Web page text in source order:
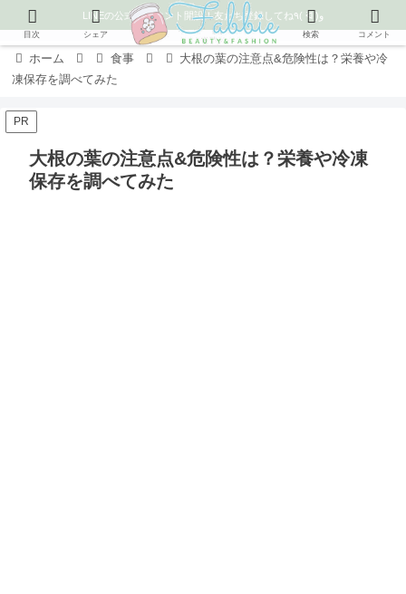
LINEの公式アカウント開設！友だち登録してね٩( ᐛ )و
ホーム 食事
大根の葉の注意点&危険性は？栄養や冷
凍保存を調べてみた
PR
大根の葉の注意点&危険性は？栄養や冷凍
保存を調べてみた
目次 シェア 検索 コメント